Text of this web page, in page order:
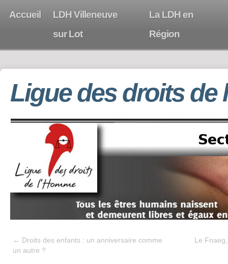
Accueil
LDH Villeneuve
sur Lot
La LDH en
Région
Ligue des droits de
← Droits des enfants : un anniversaire comme
un autre ?
Le